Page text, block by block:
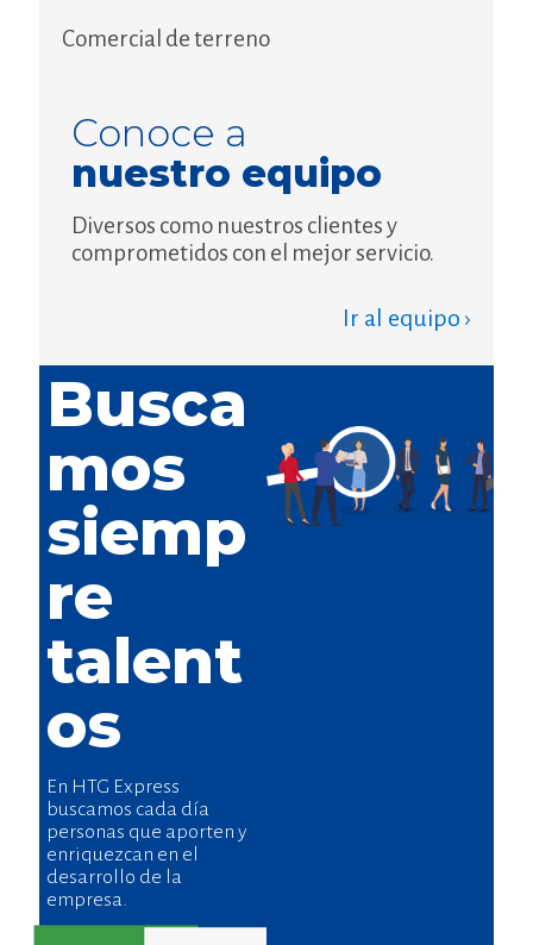
Comercial de terreno
Conoce a
nuestro equipo
Diversos como nuestros clientes y
comprometidos con el mejor servicio.
Ir al equipo ›
Busca
mos
siemp
re
talent
os
En HTG Express
buscamos cada día
personas que aporten y
enriquezcan en el
desarrollo de la
empresa.